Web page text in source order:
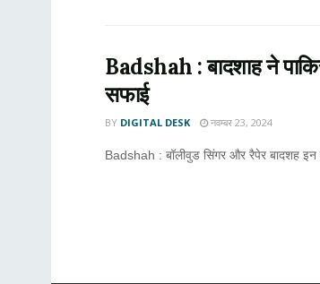
Badshah : बादशाह ने
सफाई
BY DIGITAL DESK नवम्बर 23, 2024
Badshah : बॉलीवुड सिंगर और रैपेर बादशह इन